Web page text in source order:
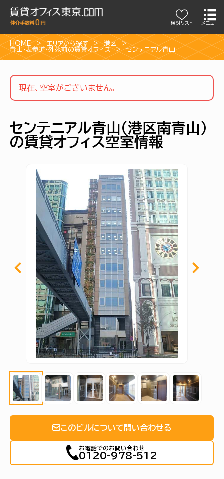
検討リスト メニュー
HOME エリアから探す
港区
青山・表参道・外苑前の賃貸オフィス
センテニアル青山
現在、空室がございません。
センテニアル青山（港区南青山）
の賃貸オフィス空室情報
このビルについて問い合わせる
お電話でのお問い合わせ
0120-978-512